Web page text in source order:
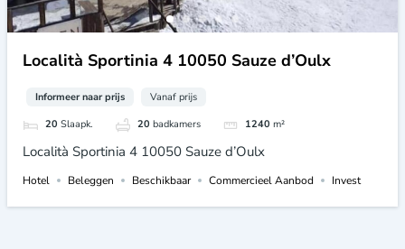
Località Sportinia 4 10050 Sauze d’Oulx
Informeer naar prijs Vanaf prijs
20 Slaapk. 20 badkamers 1240 m²
Località Sportinia 4 10050 Sauze d’Oulx
Hotel Beleggen Beschikbaar Commercieel Aanbod Invest